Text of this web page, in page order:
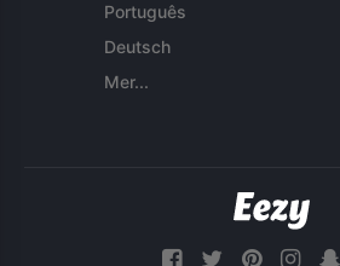
Português
Deutsch
Mer...